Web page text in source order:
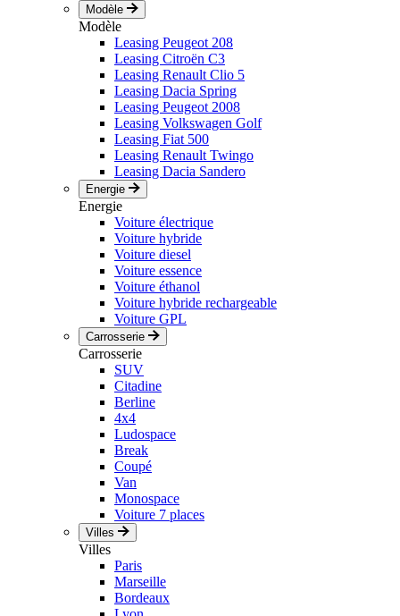
Modèle
Modèle
Leasing Peugeot 208
Leasing Citroën C3
Leasing Renault Clio 5
Leasing Dacia Spring
Leasing Peugeot 2008
Leasing Volkswagen Golf
Leasing Fiat 500
Leasing Renault Twingo
Leasing Dacia Sandero
Energie
Energie
Voiture électrique
Voiture hybride
Voiture diesel
Voiture essence
Voiture éthanol
Voiture hybride rechargeable
Voiture GPL
Carrosserie
Carrosserie
SUV
Citadine
Berline
4x4
Ludospace
Break
Coupé
Van
Monospace
Voiture 7 places
Villes
Villes
Paris
Marseille
Bordeaux